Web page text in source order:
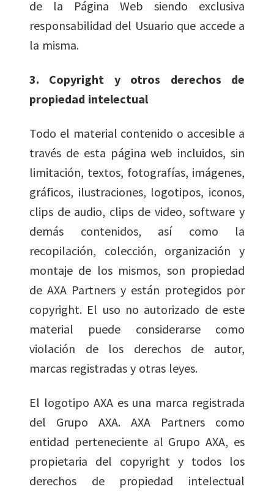
de la Página Web siendo exclusiva
responsabilidad del Usuario que accede a
la misma.
3. Copyright y otros derechos de
propiedad intelectual
Todo el material contenido o accesible a
través de esta página web incluidos, sin
limitación, textos, fotografías, imágenes,
gráficos, ilustraciones, logotipos, iconos,
clips de audio, clips de video, software y
demás contenidos, así como la
recopilación, colección, organización y
montaje de los mismos, son propiedad
de AXA Partners y están protegidos por
copyright. El uso no autorizado de este
material puede considerarse como
violación de los derechos de autor,
marcas registradas y otras leyes.
El logotipo AXA es una marca registrada
del Grupo AXA. AXA Partners como
entidad perteneciente al Grupo AXA, es
propietaria del copyright y todos los
derechos de propiedad intelectual